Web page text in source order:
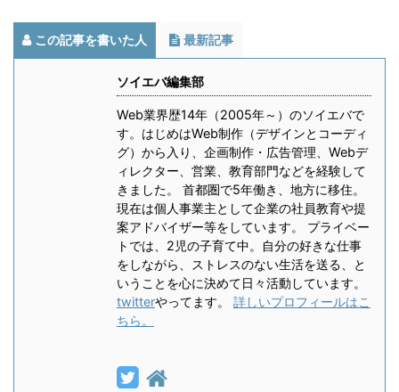
この記事を書いた人 最新記事
ソイエバ編集部
Web業界歴14年（2005年～）のソイエバで
す。はじめはWeb制作（デザインとコーディ
グ）から入り、企画制作・広告管理、Webデ
ィレクター、営業、教育部門などを経験して
きました。 首都圏で5年働き、地方に移住。
現在は個人事業主として企業の社員教育や提
案アドバイザー等をしています。 プライベー
トでは、2児の子育て中。自分の好きな仕事
をしながら、ストレスのない生活を送る、と
いうことを心に決めて日々活動しています。
twitterやってます。 詳しいプロフィールはこ
ちら。